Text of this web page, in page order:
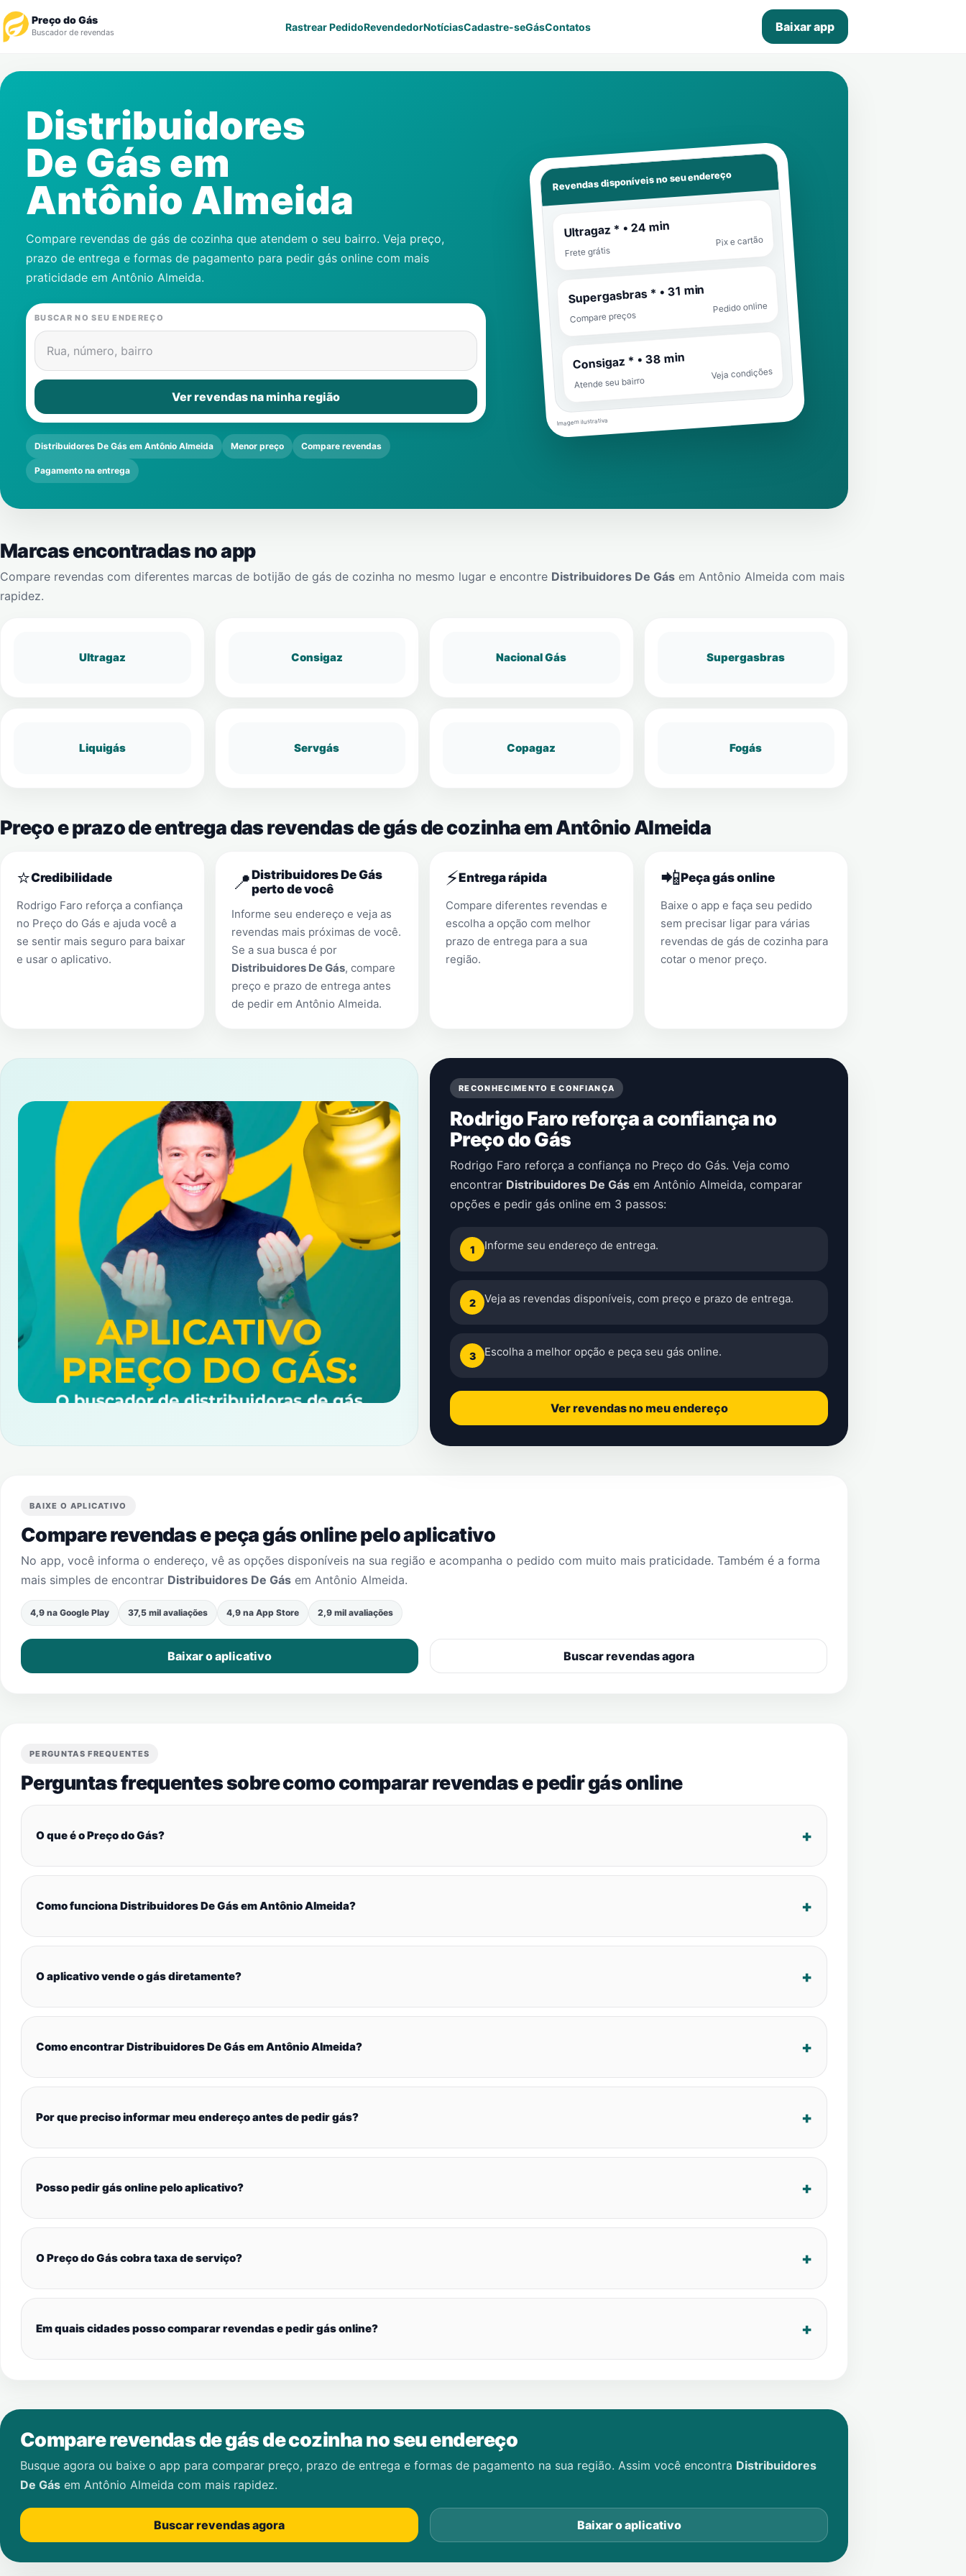
Preço do Gás
Buscador de revendas Rastrear PedidoRevendedorNotíciasCadastre-seGásContatos Baixar app
Revendedor
Notícias
Cadastre-se
Contatos
Distribuidores
De Gás em
Antônio Almeida
Compare revendas de gás de cozinha que atendem o seu bairro. Veja preço,
prazo de entrega e formas de pagamento para pedir gás online com mais
praticidade em Antônio Almeida.
BUSCAR NO SEU ENDEREÇO
Rua, número, bairro
Ver revendas na minha região
Distribuidores De Gás em Antônio Almeida Menor preço Compare revendas
Pagamento na entrega
Revendas disponíveis no seu endereço
Ultragaz * • 24 min
Frete grátis
Pix e cartão
Supergasbras * • 31 min
Compare preços
Pedido online
Consigaz * • 38 min
Atende seu bairro
Veja condições
Imagem ilustrativa
Marcas encontradas no app
Compare revendas com diferentes marcas de botijão de gás de cozinha no mesmo lugar e encontre Distribuidores De Gás em Antônio Almeida com mais
rapidez.
Ultragaz Consigaz Nacional Gás Supergasbras
Liquigás Servgás Copagaz Fogás
Preço e prazo de entrega das revendas de gás de cozinha em Antônio Almeida
⭐Credibilidade
Rodrigo Faro reforça a confiança
no Preço do Gás e ajuda você a
se sentir mais seguro para baixar
e usar o aplicativo.
📍Distribuidores De Gás
perto de você
Informe seu endereço e veja as
revendas mais próximas de você.
Se a sua busca é por
Distribuidores De Gás, compare
preço e prazo de entrega antes
de pedir em Antônio Almeida.
⚡Entrega rápida
Compare diferentes revendas e
escolha a opção com melhor
prazo de entrega para a sua
região.
📲Peça gás online
Baixe o app e faça seu pedido
sem precisar ligar para várias
revendas de gás de cozinha para
cotar o menor preço.
RECONHECIMENTO E CONFIANÇA
Rodrigo Faro reforça a confiança no
Preço do Gás
Rodrigo Faro reforça a confiança no Preço do Gás. Veja como
encontrar Distribuidores De Gás em Antônio Almeida, comparar
opções e pedir gás online em 3 passos:
1 Informe seu endereço de entrega.
2 Veja as revendas disponíveis, com preço e prazo de entrega.
3 Escolha a melhor opção e peça seu gás online.
Ver revendas no meu endereço
BAIXE O APLICATIVO
Compare revendas e peça gás online pelo aplicativo
No app, você informa o endereço, vê as opções disponíveis na sua região e acompanha o pedido com muito mais praticidade. Também é a forma
mais simples de encontrar Distribuidores De Gás em Antônio Almeida.
4,9 na Google Play 37,5 mil avaliações 4,9 na App Store 2,9 mil avaliações
Baixar o aplicativo Buscar revendas agora
PERGUNTAS FREQUENTES
Perguntas frequentes sobre como comparar revendas e pedir gás online
O que é o Preço do Gás?
Como funciona Distribuidores De Gás em Antônio Almeida?
O aplicativo vende o gás diretamente?
Como encontrar Distribuidores De Gás em Antônio Almeida?
Por que preciso informar meu endereço antes de pedir gás?
Posso pedir gás online pelo aplicativo?
O Preço do Gás cobra taxa de serviço?
Em quais cidades posso comparar revendas e pedir gás online?
Compare revendas de gás de cozinha no seu endereço
Busque agora ou baixe o app para comparar preço, prazo de entrega e formas de pagamento na sua região. Assim você encontra Distribuidores
De Gás em Antônio Almeida com mais rapidez.
Buscar revendas agora Baixar o aplicativo